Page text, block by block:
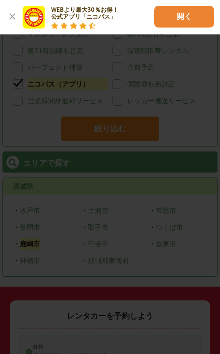
WEBより最大30％お得！
公式アプリ「ニコパス」
開く
宅配レンタカー ウィークリーレンタル
マンスリーレンタル 朝7時以前も営業
夜21時以降も営業 深夜時間帯レンタル
パーフェクト補償 直前予約
ニコパス（アプリ） 国際運転免許証
営業時間外返却サービス レッカー搬送サービス
絞り込む
エリアで探す
茨城県
・ 水戸市 ・ 土浦市 ・ 常総市
・ 笠間市 ・ 取手市 ・ つくば市
・ 鹿嶋市 ・ 守谷市 ・坂東市
・ 神栖市 ・ 那珂郡東海村
レンタカーを予約しよう
出発